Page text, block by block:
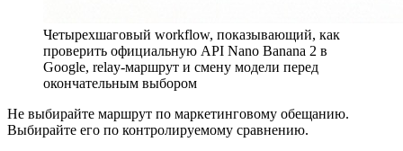
Четырехшаговый workflow, показывающий, как
проверить официальную API Nano Banana 2 в
Google, relay-маршрут и смену модели перед
окончательным выбором
Не выбирайте маршрут по маркетинговому обещанию.
Выбирайте его по контролируемому сравнению.